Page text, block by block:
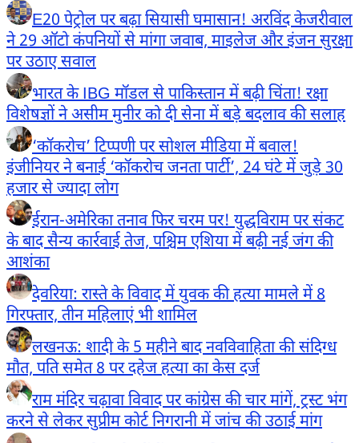
E20 पेट्रोल पर बढ़ा सियासी घमासान! अरविंद केजरीवाल
ने 29 ऑटो कंपनियों से मांगा जवाब, माइलेज और इंजन सुरक्षा
पर उठाए सवाल
भारत के IBG मॉडल से पाकिस्तान में बढ़ी चिंता! रक्षा
विशेषज्ञों ने असीम मुनीर को दी सेना में बड़े बदलाव की सलाह
‘कॉकरोच’ टिप्पणी पर सोशल मीडिया में बवाल!
इंजीनियर ने बनाई ‘कॉकरोच जनता पार्टी’, 24 घंटे में जुड़े 30
हजार से ज्यादा लोग
ईरान-अमेरिका तनाव फिर चरम पर! युद्धविराम पर संकट
के बाद सैन्य कार्रवाई तेज, पश्चिम एशिया में बढ़ी नई जंग की
आशंका
देवरिया: रास्ते के विवाद में युवक की हत्या मामले में 8
गिरफ्तार, तीन महिलाएं भी शामिल
लखनऊ: शादी के 5 महीने बाद नवविवाहिता की संदिग्ध
मौत, पति समेत 8 पर दहेज हत्या का केस दर्ज
राम मंदिर चढ़ावा विवाद पर कांग्रेस की चार मांगें, ट्रस्ट भंग
करने से लेकर सुप्रीम कोर्ट निगरानी में जांच की उठाई मांग